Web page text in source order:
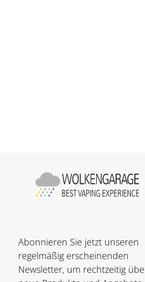
Abonnieren Sie jetzt unseren
regelmäßig erscheinenden
Newsletter, um rechtzeitig